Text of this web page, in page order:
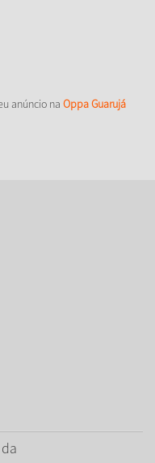
anúncio na Oppa Guarujá